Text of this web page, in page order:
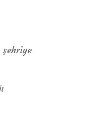
şehriye